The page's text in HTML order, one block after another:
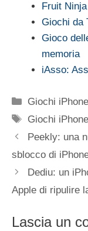
Fruit
Giochi da
Gioco
memoria
iAsso:
Categorie
Giochi iPhone
Tag
Giochi iPhone
Peekly: una
sblocco di
Dediu: un
Apple di ripulire
Lascia un